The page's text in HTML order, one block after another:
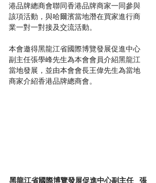
港品牌總商會聯同香港品牌商家一同參與
該項活動，與哈爾濱當地潛在買家進行商
業一對一對接及交流活動。
本會邀得黑龍江省國際博覽發展促進中心
副主任張學峰先生為本會會員介紹黑龍江
當地發展，並由本會會長王偉先生為當地
商家介紹香港品牌總商會。
黑龍江省國際博覽發展促進中心副主任   張